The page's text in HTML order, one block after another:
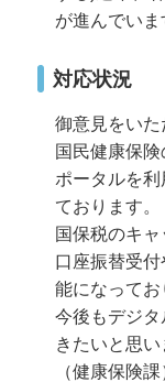
が進んでいま
対応状況
御意見をいた
国民健康保
ポータルを
ております。
国保税のキ
口座振替受
能になってお
今後もデジ
きたいと思い
（健康保険課